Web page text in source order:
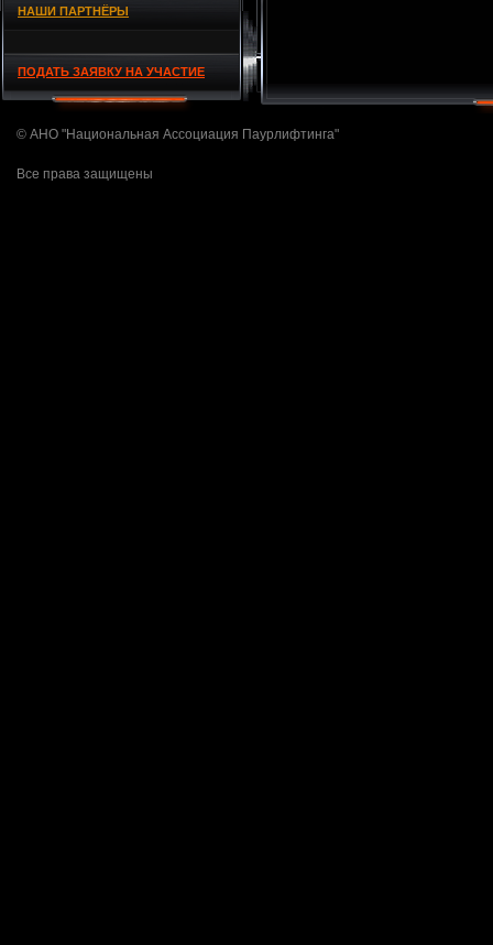
НАШИ ПАРТНЁРЫ
ПОДАТЬ ЗАЯВКУ НА УЧАСТИЕ
© АНО "Национальная Ассоциация Паурлифтинга"
Все права защищены